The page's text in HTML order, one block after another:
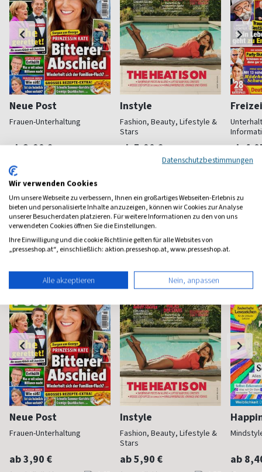
Neue Post
Frauen-Unterhaltung
ab 3,90 €
(werktäglich)
Instyle
Fashion, Beauty, Lifestyle &
Stars
ab 5,90 €
4,57
ab
Frauenzeitschriften
Neue Post
Frauen-Unterhaltung
ab 3,90 €
Instyle
Fashion, Beauty, Lifestyle &
Stars
ab 5,90 € ab
Datenschutzbestimmungen
Wir verwenden Cookies
Um unsere Webseite zu verbessern, Ihnen ein großartiges Webseiten-Erlebnis zu
bieten und personalisierte Inhalte anzuzeigen, können wir Cookies zur Analyse
unserer Besucherdaten platzieren. Für weitere Informationen zu den von uns
verwendeten Cookies öffnen Sie die Einstellungen.
Ihre Einwilligung und die cookie Richtlinie gelten für alle Websites von
„presseshop.at“, einschließlich: aktion.presseshop.at, www.presseshop.at.
Alle akzeptieren Nein, anpassen